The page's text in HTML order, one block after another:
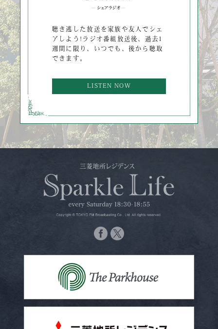
聴き逃した放送を家族や友人でシェ
アしよう!ラジオ番組放送後、過去1
週間に限り、いつでも、後から聴取
できます。
LISTEN NOW